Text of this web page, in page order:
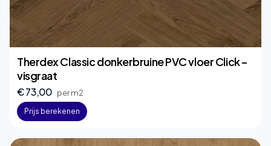
Therdex Classic donkerbruine PVC vloer Click –
visgraat
€ 73,00 per m2
Prijs berekenen